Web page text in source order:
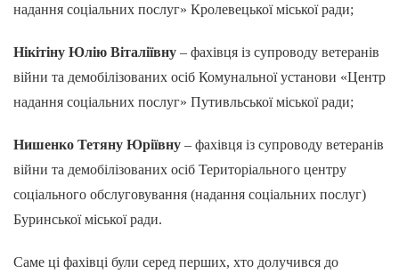
надання соціальних послуг» Кролевецької міської ради;
Нікітіну Юлію Віталіївну – фахівця із супроводу ветеранів
війни та демобілізованих осіб Комунальної установи «Центр
надання соціальних послуг» Путивльської міської ради;
Нишенко Тетяну Юріївну – фахівця із супроводу ветеранів
війни та демобілізованих осіб Територіального центру
соціального обслуговування (надання соціальних послуг)
Буринської міської ради.
Саме ці фахівці були серед перших, хто долучився до